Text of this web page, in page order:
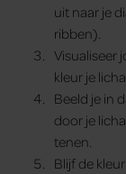
uit naar je
ribben).
Visualiseer
kleur je
Beeld je in
door je
tenen.
Blijf de